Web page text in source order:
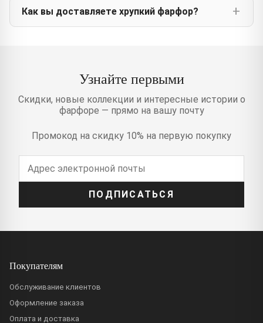
Как вы доставляете хрупкий фарфор?
Узнайте первыми
Скидки, новые коллекции и интересные истории о
фарфоре — прямо на вашу почту
Промокод на скидку 10% на первую покупку
ПОДПИСАТЬСЯ
Покупателям
Обслуживание клиентов
Оформление заказа
Оплата и доставка